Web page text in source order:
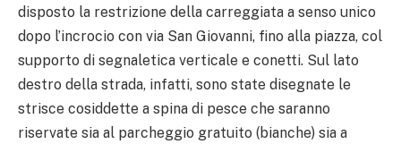
disposto la restrizione della carreggiata a senso unico
dopo l’incrocio con via San Giovanni, fino alla piazza, col
supporto di segnaletica verticale e conetti. Sul lato
destro della strada, infatti, sono state disegnate le
strisce cosiddette a spina di pesce che saranno
riservate sia al parcheggio gratuito (bianche) sia a